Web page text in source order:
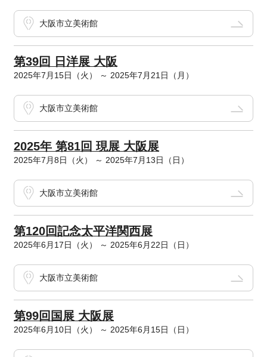
大阪市立美術館
第39回 日洋展 大阪
2025年7月15日（火） ～ 2025年7月21日（月）
大阪市立美術館
2025年 第81回 現展 大阪展
2025年7月8日（火） ～ 2025年7月13日（日）
大阪市立美術館
第120回記念太平洋関西展
2025年6月17日（火） ～ 2025年6月22日（日）
大阪市立美術館
第99回国展 大阪展
2025年6月10日（火） ～ 2025年6月15日（日）